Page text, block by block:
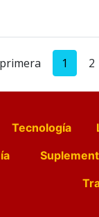
primera 1 2
Tecnología